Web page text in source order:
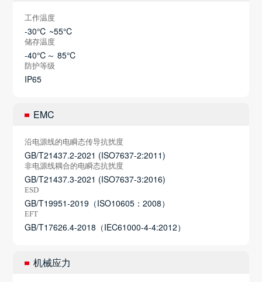
工作温度
-30℃ ~55℃
储存温度
-40℃～ 85℃
防护等级
IP65
EMC
沿电源线的电瞬态传导抗扰度
GB/T21437.2-2021 (ISO7637-2:2011)
非电源线耦合的电瞬态抗扰度
GB/T21437.3-2021 (ISO7637-3:2016)
ESD
GB/T19951-2019（ISO10605：2008）
EFT
GB/T17626.4-2018（IEC61000-4-4:2012）
机械应力